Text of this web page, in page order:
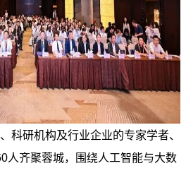
科研机构及行业企业的专家学者、
人齐聚蓉城，围绕人工智能与大数